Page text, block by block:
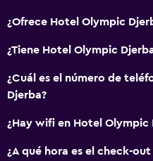
¿Ofrece Hotel Olympic
¿Tiene Hotel Olympic
¿Cuál es el número de
Djerba?
¿Hay wifi en Hotel Olympic
¿A qué hora es el check-